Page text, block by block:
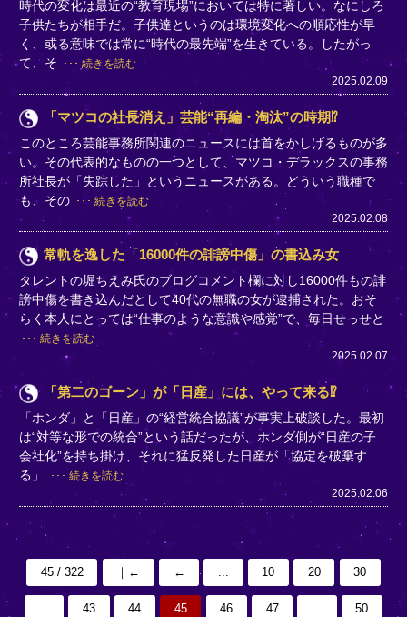
時代の変化は最近の“教育現場”においては特に著しい。なにしろ
子供たちが相手だ。子供達というのは環境変化への順応性が早
く、或る意味では常に“時代の最先端”を生きている。したがっ
て、そ
続きを読む
2025.02.09
「マツコの社長消え」芸能“再編・淘汰”の時期⁉
このところ芸能事務所関連のニュースには首をかしげるものが多
い。その代表的なものの一つとして、マツコ・デラックスの事務
所社長が「失踪した」というニュースがある。どういう職種で
も、その
続きを読む
2025.02.08
常軌を逸した「16000件の誹謗中傷」の書込み女
タレントの堀ちえみ氏のブログコメント欄に対し16000件もの誹
謗中傷を書き込んだとして40代の無職の女が逮捕された。おそ
らく本人にとっては“仕事のような意識や感覚”で、毎日せっせと
続きを読む
2025.02.07
「第二のゴーン」が「日産」には、やって来る⁉
「ホンダ」と「日産」の“経営統合協議”が事実上破談した。最初
は“対等な形での統合”という話だったが、ホンダ側が“日産の子
会社化”を持ち掛け、それに猛反発した日産が「協定を破棄す
る」
続きを読む
2025.02.06
45 / 322 ｜← ← ... 10 20 30
... 43 44 45 46 47 ... 50